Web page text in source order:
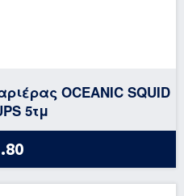
OCEANIC SQUID
5τμ